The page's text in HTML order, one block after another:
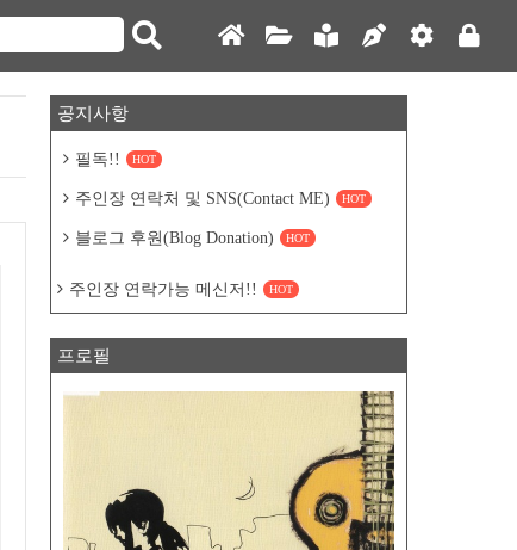
공지사항
필독!! HOT
주인장 연락처 및 SNS(Contact ME) HOT
블로그 후원(Blog Donation) HOT
주인장 연락가능 메신저!! HOT
프로필